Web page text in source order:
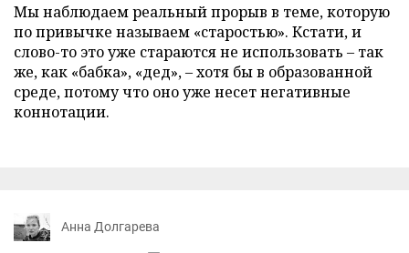
Мы наблюдаем реальный прорыв в теме, которую
по привычке называем «старостью». Кстати, и
слово-то это уже стараются не использовать – так
же, как «бабка», «дед», – хотя бы в образованной
среде, потому что оно уже несет негативные
коннотации.
Анна Долгарева